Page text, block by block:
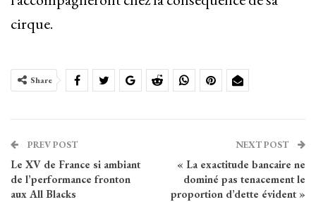
cirque.
Share
PREV POST
Le XV de France si ambiant
de l’performance fronton
aux All Blacks
NEXT POST
« La exactitude bancaire ne
dominé pas tenacement le
proportion d’dette évident »